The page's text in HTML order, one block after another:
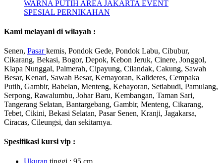
Kami melayani di wilayah :
Senen, Pasarkemis, Pondok Gede, Pondok Labu, Cibubur,
Cikarang, Bekasi, Bogor, Depok, Kebon Jeruk, Cinere, Jonggol,
Klapa Nunggal, Palmerah, Cipayung, Cilandak, Cakung, Sawah
Besar, Kenari, Sawah Besar, Kemayoran, Kalideres, Cempaka
Putih, Gambir, Babelan, Menteng, Kebayoran, Setiabudi, Pamulang,
Serpong, Rawalumbu, Johar Baru, Kembangan, Taman Sari,
Tangerang Selatan, Bantargebang, Gambir, Menteng, Cikarang,
Tebet, Cikini, Bekasi Selatan, Pasar Senen, Kranji, Jagakarsa,
Ciracas, Cileungsi, dan sekitarnya.
Spesifikasi kursi vip :
Ukuran tinggi : 95 cm